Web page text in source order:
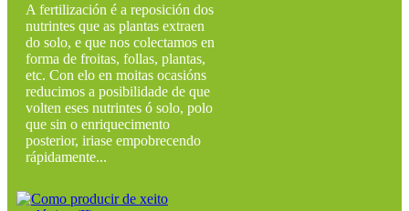
A fertilización é a reposición dos
nutrintes que as plantas extraen
do solo, e que nos colectamos en
forma de froitas, follas, plantas,
etc. Con elo en moitas ocasións
reducimos a posibilidade de que
volten eses nutrintes ó solo, polo
que sin o enriquecimento
posterior, iriase empobrecendo
rápidamente...